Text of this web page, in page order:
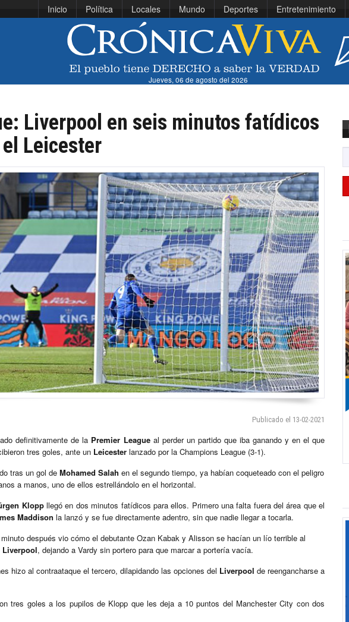
Inicio Política Locales Mundo Deportes Entretenimiento
Jueves, 06 de agosto del 2026
Liverpool en seis minutos fatídicos
Leicester
Publicado el 13-02-2021
definitivamente de la Premier Leagueal perder un partido que iba ganando y en el que
tres goles, ante un Leicester lanzado por la Champions League (3-1).
tras un gol de Mohamed Salah en el segundo tiempo, ya habían coqueteado con el peligro
a manos, uno de ellos estrellándolo en el horizontal.
Kloppllegó en dos minutos fatídicos para ellos. Primero una falta fuera del área que el
Maddison la lanzó y se fue directamente adentro, sin que nadie llegar a tocarla.
después vio cómo el debutante Ozan Kabak y Alisson se hacían un lío terrible al
Liverpool, dejando a Vardy sin portero para que marcar a portería vacía.
hizo al contraataque el tercero, dilapidando las opciones del Liverpool de reengancharse a
tres goles a los pupilos de Klopp que les deja a 10 puntos del Manchester City con dos